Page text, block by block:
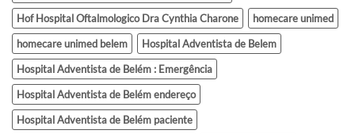
Hof Hospital Oftalmologico Dra Cynthia Charone
homecare unimed
homecare unimed belem
Hospital Adventista de Belem
Hospital Adventista de Belém : Emergência
Hospital Adventista de Belém endereço
Hospital Adventista de Belém paciente